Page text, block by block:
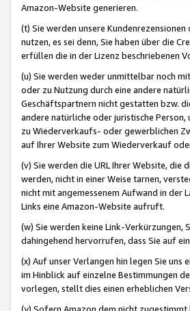
Amazon-Website generieren.
(t) Sie werden unsere
nutzen, es sei denn, Sie haben über die
erfüllen die in der Lizenz beschriebenen
(u) Sie werden weder unmittelbar noch
oder zu Nutzung durch eine andere
Geschäftspartnern nicht gestatten bzw.
andere natürliche oder juristische
zu Wiederverkaufs- oder gewerblichen
auf Ihrer Website zum Wiederverkauf
(v) Sie werden die URL Ihrer Website,
werden, nicht in einer Weise tarnen,
nicht mit angemessenem Aufwand in der
Links eine Amazon-Website aufruft.
(w) Sie werden keine Link-
dahingehend hervorrufen, dass Sie auf
(x) Auf unser Verlangen hin legen Sie
im Hinblick auf einzelne Bestimmungen
vorlegen, stellt dies einen erheblichen
(y) Sofern Amazon dem nicht